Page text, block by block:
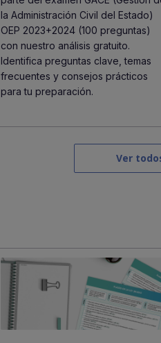
la Administración Civil del Estado)
OEP 2023+2024 (100 preguntas)
con nuestro análisis gratuito.
Identifica preguntas clave, temas
frecuentes y consejos prácticos
para tu preparación.
Ver